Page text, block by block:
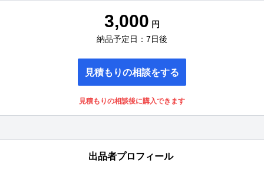
3,000 円
納品予定日：7日後
見積もりの相談をする
見積もりの相談後に購入できます
出品者プロフィール